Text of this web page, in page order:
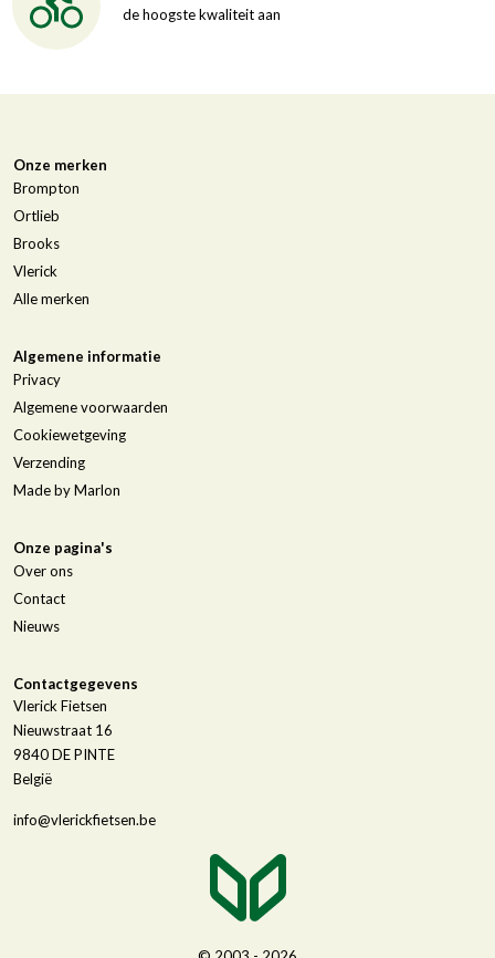
de hoogste kwaliteit aan
Onze merken
Brompton
Ortlieb
Brooks
Vlerick
Alle merken
Algemene informatie
Privacy
Algemene voorwaarden
Cookiewetgeving
Verzending
Made by Marlon
Onze pagina's
Over ons
Contact
Nieuws
Contactgegevens
Vlerick Fietsen
Nieuwstraat 16
9840DE PINTE
België
info@vlerickfietsen.be